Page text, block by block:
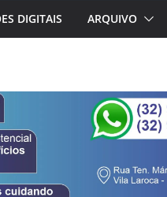
DIGITAIS ARQUIVO